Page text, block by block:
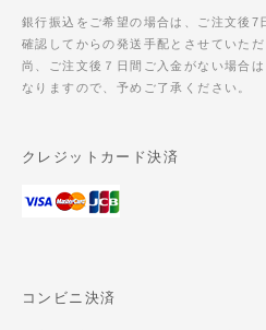
銀行振込をご希望の場合は、ご注文後7
確認してからの発送手配とさせていただ
尚、ご注文後７日間ご入金がない場合
なりますので、予めご了承ください。
クレジットカード決済
コンビニ決済